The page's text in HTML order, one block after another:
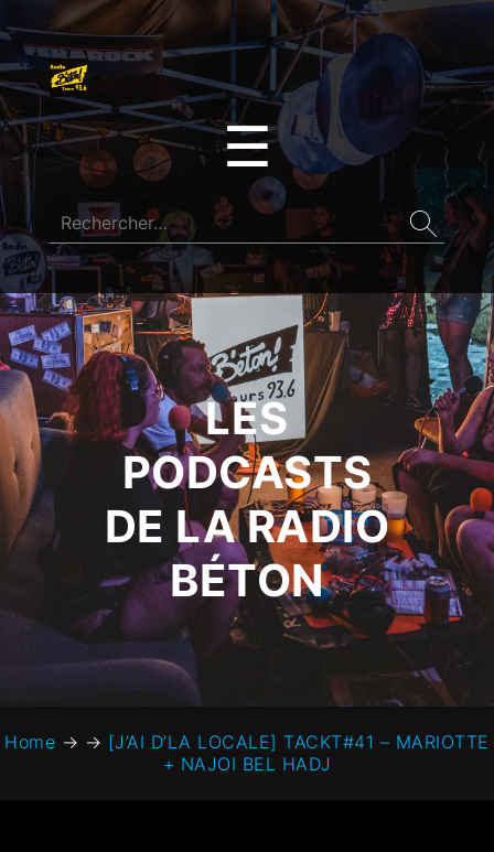
☰
LES
PODCASTS
DE LA RADIO
BÉTON
Home → → [J’AI D’LA LOCALE] TACKT#41 – MARIOTTE
+ NAJOI BEL HADJ